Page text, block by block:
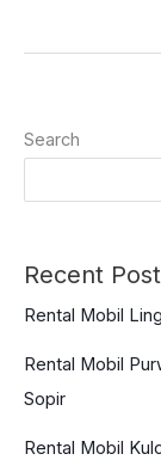
2024:
dan
Search
Recent
Rental Mobil
Rental Mobil
Sopir
Rental Mobil